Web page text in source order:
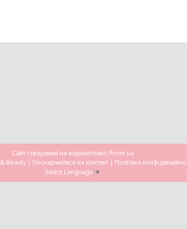
Сайт створений на маркетплейсі Prom.ua
Omedica Health & Beauty | Поскаржитися на контент | Політика
Select Language ▼